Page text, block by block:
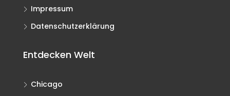
Impressum
Datenschutzerklärung
Entdecken Welt
Chicago